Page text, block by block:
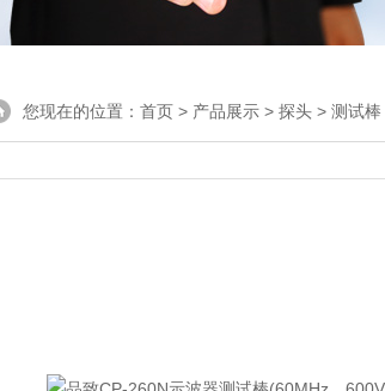
您现在的位置： 首页 > 产品展示 > 探头 > 测试棒